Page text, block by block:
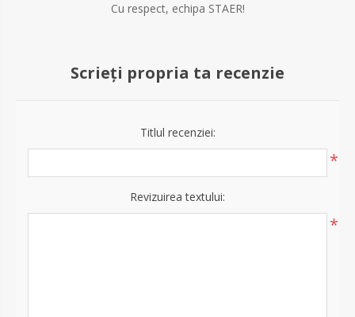
Cu respect, echipa STAER!
Scrieți propria ta recenzie
Titlul recenziei:
*
Revizuirea textului:
*